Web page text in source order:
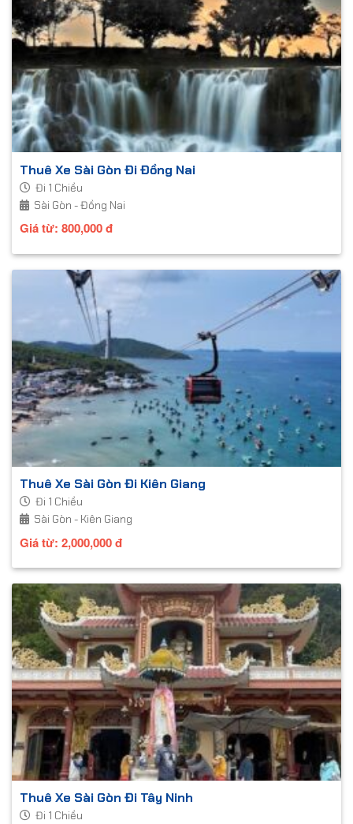
Thuê Xe Sài Gòn Đi Đồng Nai
Đi 1 Chiều
Sài Gòn - Đồng Nai
Giá từ: 800,000đ
Thuê Xe Sài Gòn Đi Kiên Giang
Đi 1 Chiều
Sài Gòn - Kiên Giang
Giá từ: 2,000,000đ
Thuê Xe Sài Gòn Đi Tây Ninh
Đi 1 Chiều